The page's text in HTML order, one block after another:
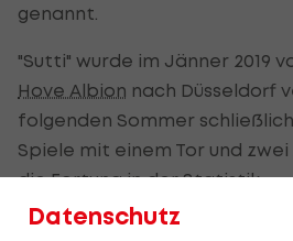
genannt.
"Sutti" wurde im Jänner 2019
Hove Albion nach Düsseldorf
folgenden Sommer
Spiele mit einem Tor und
die Fortuna in der Statistik.
Der Linksverteidiger verließ
Datenschutz